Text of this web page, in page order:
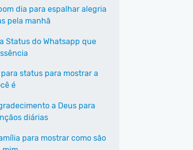
dia para espalhar alegria
pela manhã
Status do Whatsapp que
para status para mostrar a
é
a Deus para
diárias
para mostrar como são